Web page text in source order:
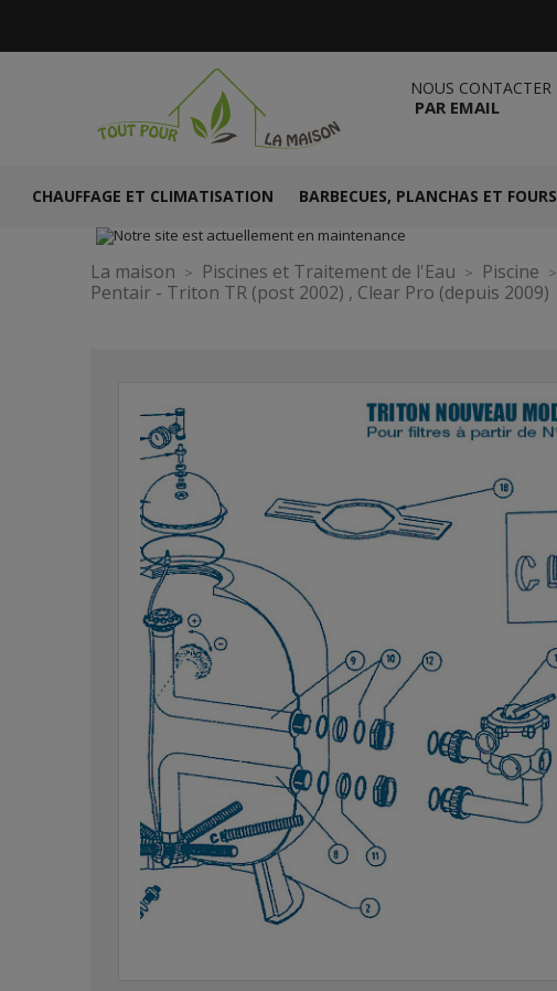
NOUS CONTACTER
PAR EMAIL
CHAUFFAGE ET CLIMATISATION BARBECUES, PLANCHAS ET FOURS
La maison Piscines et Traitement de l'Eau Piscine
Pentair - Triton TR (post 2002) , Clear Pro (depuis 2009)